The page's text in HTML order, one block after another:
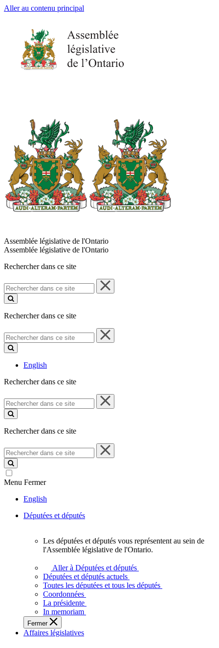
Aller au contenu principal
Assemblée législative de l'Ontario
Assemblée législative de l'Ontario
Rechercher dans ce site
Rechercher
dans
ce
Rechercher dans ce site
Rechercher
dans
ce
English
Rechercher dans ce site
Rechercher
dans
ce
Rechercher dans ce site
Rechercher
dans
ce
site
Menu Fermer
English
Députées et députés
députés
vous
représentent
sein
de
l'Assemblée
législative
Les députées et députés vous représentent au sein de
l'Assemblée législative de l'Ontario.
Aller à Députées et députés
Députées et députés actuels
Toutes les députées et tous les députés
Coordonnées
La présidente
In memoriam
Fermer
Affaires législatives